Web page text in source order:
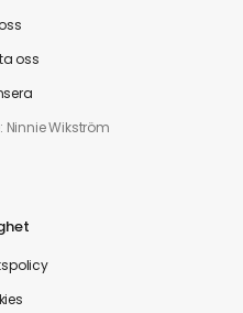
oss
Wikström